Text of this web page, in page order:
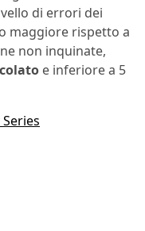
di errori dei
maggiore rispetto a
non inquinate,
e inferiore a 5